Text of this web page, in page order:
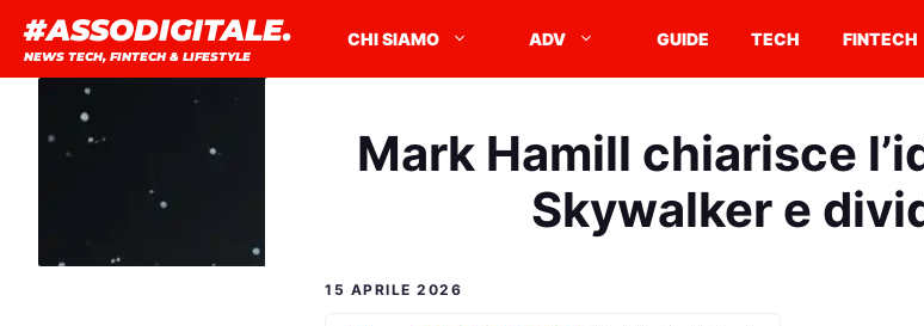
contenuto
#ASSODIGITALE.
NEWS TECH, FINTECH & LIFESTYLE
CHI SIAMO ADV GUIDE TECH FINTECH
Mark Hamill chiarisce
Skywalker e
15 APRILE 2026